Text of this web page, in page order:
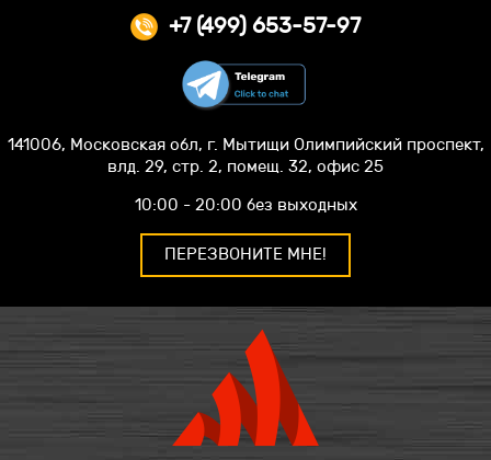
+7 (499) 653-57-97
141006, Московская обл, г. Мытищи Олимпийский проспект,
влд. 29, стр. 2, помещ. 32, офис 25
10:00 - 20:00 без выходных
ПЕРЕЗВОНИТЕ МНЕ!